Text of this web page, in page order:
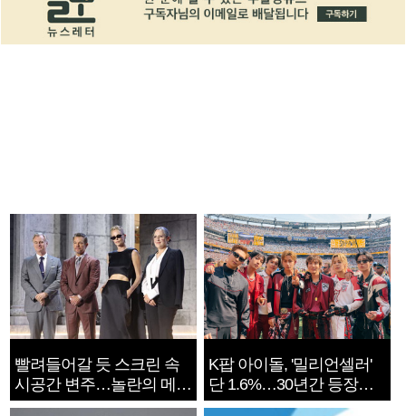
빨려들어갈 듯 스크린 속
시공간 변주…놀란의 메시
지는 ‘전쟁 속죄’
K팝 아이돌, '밀리언셀러'
단 1.6%…30년간 등장
1182개팀 전수조사